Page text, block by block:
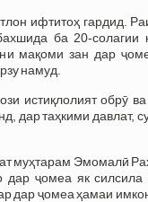
ифтитоҳ гардид.
ба 20-
мақоми зан дар
намуд.
истиқлолият обрӯ
дар таҳкими давлат,
муҳтарам Эмомалӣ
ҷомеа як
дар ҷомеа ҳамаи